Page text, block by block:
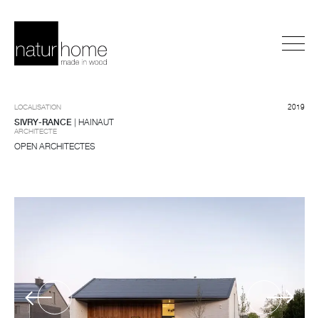
LOCALISATION
SIVRY-RANCE | HAINAUT
2019
ARCHITECTE
OPEN ARCHITECTES